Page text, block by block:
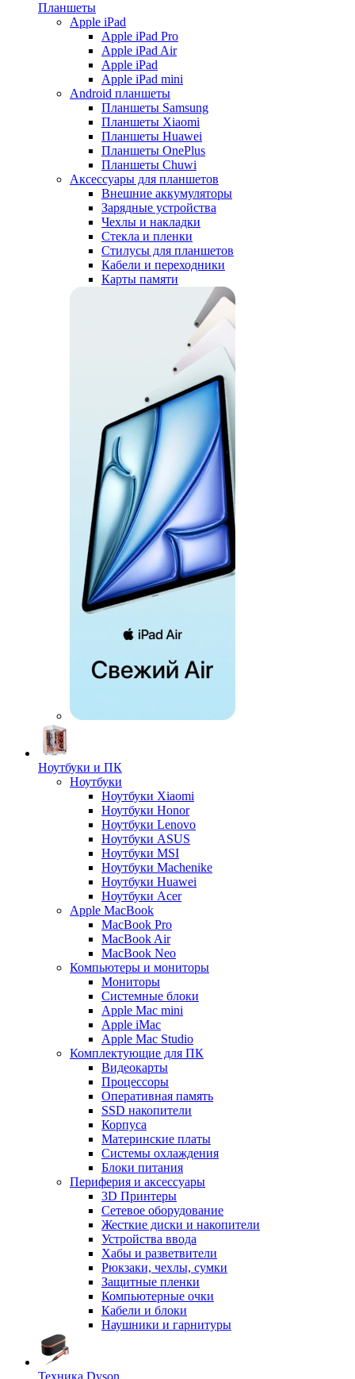
Планшеты
Apple iPad
Apple iPad Pro
Apple iPad Air
Apple iPad
Apple iPad mini
Android планшеты
Планшеты Samsung
Планшеты Xiaomi
Планшеты Huawei
Планшеты OnePlus
Планшеты Chuwi
Аксессуары для планшетов
Внешние аккумуляторы
Зарядные устройства
Чехлы и накладки
Стекла и пленки
Стилусы для планшетов
Кабели и переходники
Карты памяти
Ноутбуки и ПК
Ноутбуки
Ноутбуки Xiaomi
Ноутбуки Honor
Ноутбуки Lenovo
Ноутбуки ASUS
Ноутбуки MSI
Ноутбуки Machenike
Ноутбуки Huawei
Ноутбуки Acer
Apple MacBook
MacBook Pro
MacBook Air
MacBook Neo
Компьютеры и мониторы
Мониторы
Системные блоки
Apple Mac mini
Apple iMac
Apple Mac Studio
Комплектующие для ПК
Видеокарты
Процессоры
Оперативная память
SSD накопители
Корпуса
Материнские платы
Системы охлаждения
Блоки питания
Периферия и аксессуары
3D Принтеры
Сетевое оборудование
Жесткие диски и накопители
Устройства ввода
Хабы и разветвители
Рюкзаки, чехлы, сумки
Защитные пленки
Компьютерные очки
Кабели и блоки
Наушники и гарнитуры
Техника Dyson